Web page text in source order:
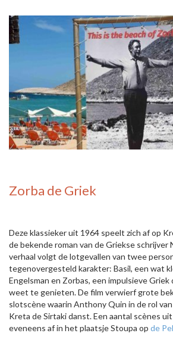
Zorba de Griek
Deze klassieker uit 1964 speelt zich af op
de bekende roman van de Griekse schrijver
verhaal volgt de lotgevallen van twee
tegenovergesteld karakter: Basil, een wat
Engelsman en Zorbas, een impulsieve
weet te genieten. De film verwierf grote
slotscène waarin Anthony Quin in de rol
Kreta de Sirtaki danst. Een aantal scènes
eveneens af in het plaatsje Stoupa op de